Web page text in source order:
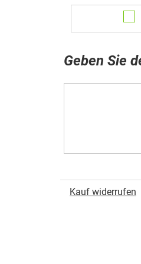
Geben Sie
Kauf widerrufen